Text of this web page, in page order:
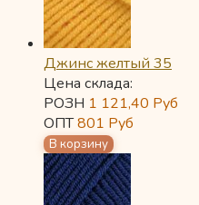
Джинс желтый 35
Цена склада:
РОЗН 1 121,40 Руб
ОПТ801 Руб